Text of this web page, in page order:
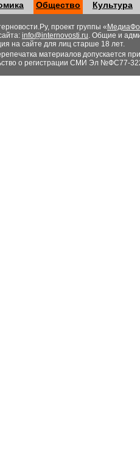
Общество Культура
проект группы «
info@internovosti.ru. Общие и
на сайте для лиц старше 18 лет.
материалов допускается
о регистрации СМИ Эл №ФС77-